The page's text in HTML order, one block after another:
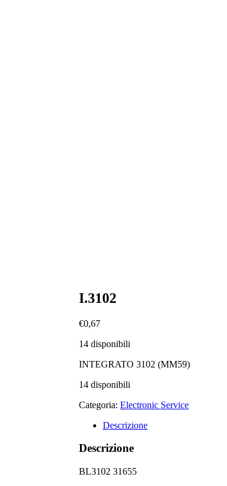
I.3102
€0,67
14 disponibili
INTEGRATO 3102 (MM59)
14 disponibili
Categoria: Electronic Service
Descrizione
Descrizione
BL3102 31655